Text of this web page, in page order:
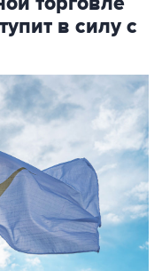
в силу с